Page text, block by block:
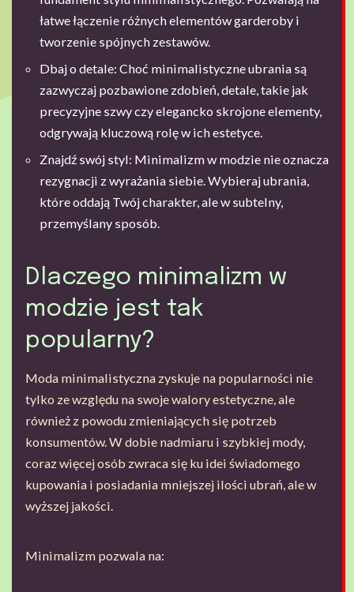
łatwe łączenie różnych elementów garderoby i
tworzenie spójnych zestawów.
Dbaj o detale: Choć minimalistyczne ubrania są
zazwyczaj pozbawione zdobień, detale, takie jak
precyzyjne szwy czy elegancko skrojone elementy,
odgrywają kluczową rolę w ich estetyce.
Znajdź swój styl: Minimalizm w modzie nie oznacza
rezygnacji z wyrażania siebie. Wybieraj ubrania,
które oddają Twój charakter, ale w subtelny,
przemyślany sposób.
Dlaczego minimalizm w
modzie jest tak
popularny?
Moda minimalistyczna zyskuje na popularności nie
tylko ze względu na swoje walory estetyczne, ale
również z powodu zmieniających się potrzeb
konsumentów. W dobie nadmiaru i szybkiej mody,
coraz więcej osób zwraca się ku idei świadomego
kupowania i posiadania mniejszej ilości ubrań, ale w
wyższej jakości.
Minimalizm pozwala na: